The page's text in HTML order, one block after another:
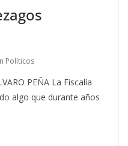
Políticos
PEÑA La Fiscalía
algo que durante años